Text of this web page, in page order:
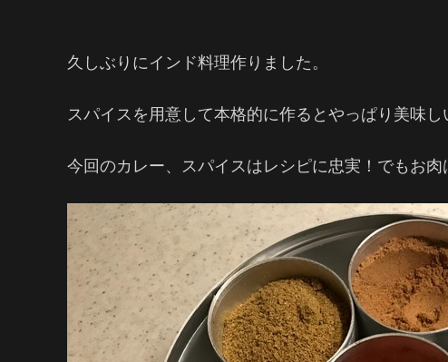
久しぶりにインド料理作りました。
スパイスを用意して本格的に作るとやっぱり美味し
今回のカレー、スパイスはレシピに忠実！でもお肉